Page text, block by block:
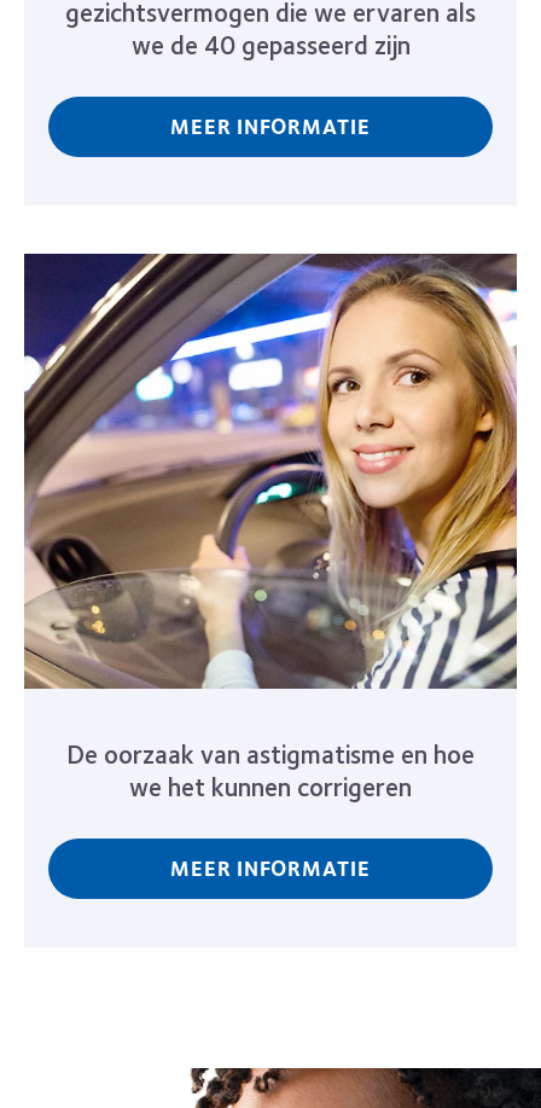
gezichtsvermogen die we ervaren als
we de 40 gepasseerd zijn
MEER INFORMATIE
De oorzaak van astigmatisme en hoe
we het kunnen corrigeren
MEER INFORMATIE